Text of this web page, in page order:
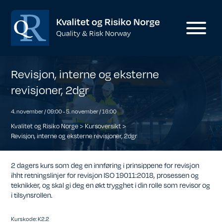
Revisjon, interne og eksterne
revisjoner, 2dgr
4. november / 09:00-5. november / 16:00
Kvalitet og Risiko Norge> Kursoversikt>
Revisjon, interne og eksterne revisjoner, 2dgr
2 dagers kurs som deg en innføring i prinsippene for revisjon
ihht retningslinjer for revisjon ISO 19011:2018, prosessen og
teknikker, og skal gi deg en økt trygghet i din rolle som revisor og
i tilsynsrollen.
Kurskode: K2.2